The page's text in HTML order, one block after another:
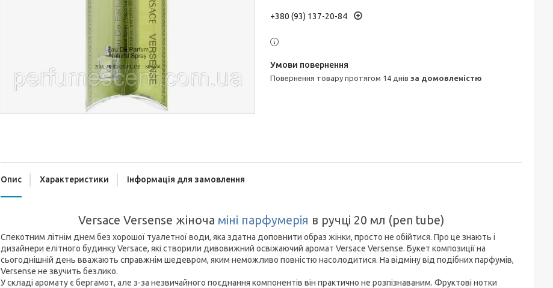
+380 (93) 137-20-84
повернення товару протягом 14 днів за домовленістю
Опис Характеристики Інформація для замовлення
Versace Versense жіноча міні парфумерія в ручці 20 мл (pen tube)
Спекотним літнім днем без хорошої туалетної води, яка здатна доповнити образ жінки, просто не обійтися. Про це знають і
дизайнери елітного будинку Versace, які створили дивовижний освіжаючий аромат Versace Versense. Букет композиції на
сьогоднішній день вважають справжнім шедевром, яким неможливо повністю насолодитися. На відміну від подібних парфумів,
Versense не звучить безлико.
У складі аромату є бергамот, але з-за незвичайного поєднання компонентів він практично не розпізнаваним. Фруктові нотки